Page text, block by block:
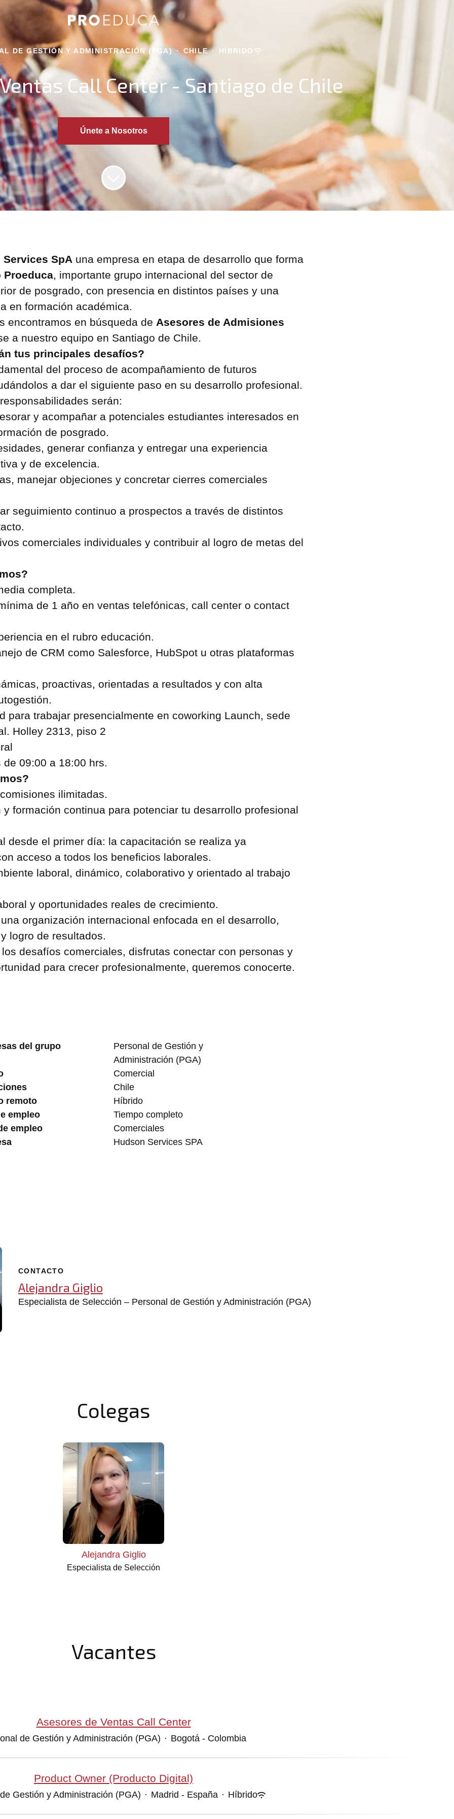
DE GESTIÓN Y ADMINISTRACIÓN (PGA) · CHILE · HÍBRIDO
Call Center - Santiago de Chile
Únete a Nosotros
SpA una empresa en etapa de desarrollo que forma
Proeduca, importante grupo internacional del sector de
de posgrado, con presencia en distintos países y una
en formación académica.
encontramos en búsqueda de Asesores de Admisiones
a nuestro equipo en Santiago de Chile.
tus principales desafíos?
del proceso de acompañamiento de futuros
a dar el siguiente paso en su desarrollo profesional.
serán:
y acompañar a potenciales estudiantes interesados en
de posgrado.
generar confianza y entregar una experiencia
y de excelencia.
manejar objeciones y concretar cierres comerciales
seguimiento continuo a prospectos a través de distintos
comerciales individuales y contribuir al logro de metas del
completa.
de 1 año en ventas telefónicas, call center o contact
en el rubro educación.
de CRM como Salesforce, HubSpot u otras plataformas
proactivas, orientadas a resultados y con alta
para trabajar presencialmente en coworking Launch, sede
Holley 2313, piso 2
09:00 a 18:00 hrs.
ilimitadas.
y formación continua para potenciar tu desarrollo profesional
desde el primer día: la capacitación se realiza ya
acceso a todos los beneficios laborales.
laboral, dinámico, colaborativo y orientado al trabajo
y oportunidades reales de crecimiento.
organización internacional enfocada en el desarrollo,
logro de resultados.
desafíos comerciales, disfrutas conectar con personas y
para crecer profesionalmente, queremos conocerte.
del grupo
Personal de Gestión y
Administración (PGA)
Comercial
Chile
remoto
Híbrido
empleo
Tiempo completo
empleo
Comerciales
Hudson Services SPA
CONTACTO
Alejandra Giglio
Especialista de Selección – Personal de Gestión y Administración (PGA)
Colegas
Alejandra Giglio
Especialista de Selección
Vacantes
Asesores de Ventas Call Center
de Gestión y Administración (PGA) · Bogotá - Colombia
Product Owner (Producto Digital)
Gestión y Administración (PGA) · Madrid - España · Híbrido